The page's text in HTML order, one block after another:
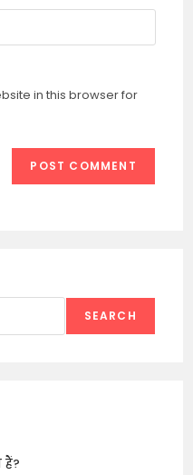
in this browser for
SEARCH
हैं?